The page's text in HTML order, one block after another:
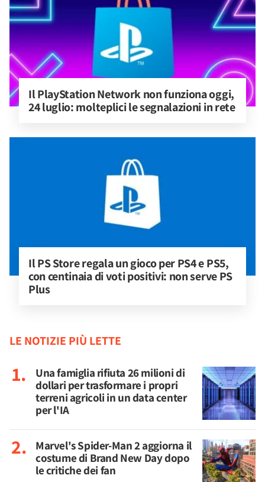
Il PlayStation Network non funziona oggi,
24 luglio: molteplici le segnalazioni in rete
Il PS Store regala un gioco per PS4 e PS5,
con centinaia di voti positivi: non serve PS
Plus
LE NOTIZIE PIÙ LETTE
Una famiglia rifiuta 26 milioni di
dollari per trasformare i propri
terreni agricoli in un data center
per l'IA
Marvel's Spider-Man 2 aggiorna il
costume di Brand New Day dopo
le critiche dei fan